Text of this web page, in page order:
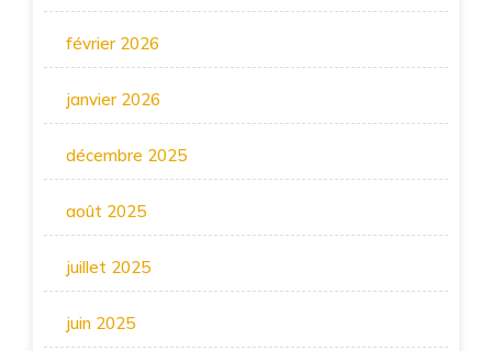
février 2026
janvier 2026
décembre 2025
août 2025
juillet 2025
juin 2025